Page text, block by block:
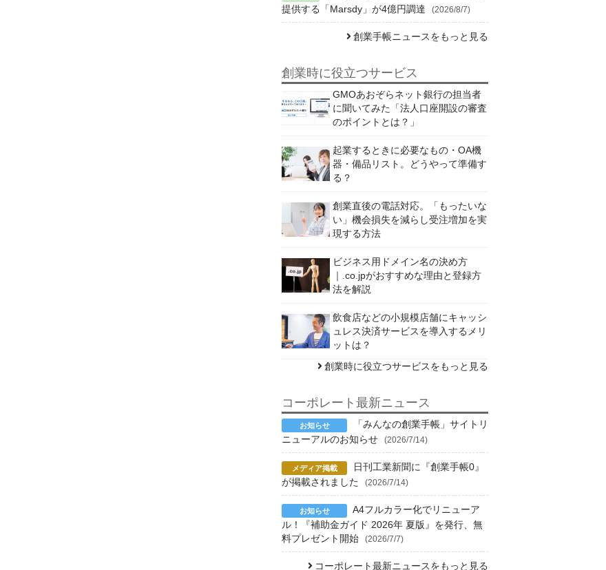
提供する「Marsdy」が4億円調達
(2026/8/7)
創業手帳ニュースをもっと見る
創業時に役立つサービス
GMOあおぞらネット銀行の担当者
に聞いてみた「法人口座開設の審査
のポイントとは？」
起業するときに必要なもの・OA機
器・備品リスト。どうやって準備す
る？
創業直後の電話対応。「もったいな
い」機会損失を減らし受注増加を実
現する方法
ビジネス用ドメイン名の決め方
｜.co.jpがおすすめな理由と登録方
法を解説
飲食店などの小規模店舗にキャッシ
ュレス決済サービスを導入するメリ
ットは？
創業時に役立つサービスをもっと見る
コーポレート最新ニュース
「みんなの創業手帳」サイトリ
ニューアルのお知らせ
(2026/7/14)
日刊工業新聞に『創業手帳0』
が掲載されました
(2026/7/14)
A4フルカラー化でリニューア
ル！『補助金ガイド 2026年 夏版』を発行、無
料プレゼント開始
(2026/7/7)
コーポレート最新ニュースをもっと見る